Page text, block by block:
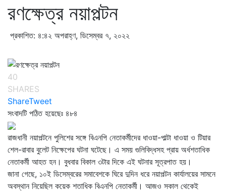
রণক্ষেত্র নয়াপল্টন
প্রকাশিত: ৪:৪২ অপরাহ্ণ, ডিসেম্বর ৭, ২০২২
40
SHARES
ShareTweet
সংবাদটি পঠিত হয়েছেঃ ৪৮৪
রাজধানী নয়াপল্টনে পুলিশের সঙ্গে বিএনপি নেতাকর্মীদের ধাওয়া-পাল্টা ধাওয়া ও টিয়ার
শেল-রাবার বুলেট নিক্ষেপের ঘটনা ঘটেছে। এ সময় গুলিবিদ্ধসহ প্রায় অর্ধশতাধিক
নেতাকর্মী আহত হন। বুধবার বিকাল ৩টার দিকে এই ঘটনার সূত্রপাত হয়।
জানা গেছে, ১০ই ডিসেম্বরের সমাবেশকে ঘিরে দুদিন ধরে নয়াপল্টন কার্যালয়ের সামনে
অবস্থান নিয়েছিল কয়েক শতাধিক বিএনপি নেতাকর্মী। আজও সকাল থেকেই